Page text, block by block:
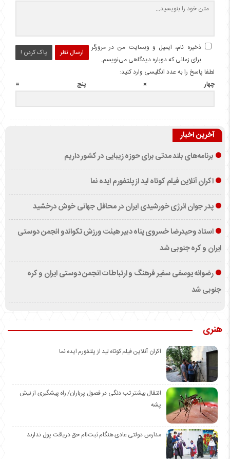
ارسال نظر پاک کردن !
ذخیره نام، ایمیل و وبسایت من در مرورگر
برای زمانی که دوباره دیدگاهی می‌نویسم.
لطفا پاسخ را به عدد انگلیسی وارد کنید:
چهار × پنج =
آخرین اخبار
برنامه‌های بلند مدتی برای حوزه زیبایی در کشور داریم
اکران آنلاین فیلم کوتاه لید از پلتفورم ایده نما
پدر جوان انرژی خورشیدی ایران در محافل جهانی خوش درخشید
استاد وحیدرضا خسروی پناه دبیر هیئت ورزش تکواندو انجمن دوستی
ایران و کره جنوبی شد
رضوانه یوسفی سفیر فرهنگ و ارتباطات انجمن دوستی ایران و کره
جنوبی شد
هنری
اکران آنلاین فیلم کوتاه لید از پلتفورم ایده نما
انتقال بیشتر تب دنگی در فصول پرباران/ راه پیشگیری از نیش
پشه
مدارس دولتی عادی هنگام ثبت‌نام حق دریافت پول ندارند